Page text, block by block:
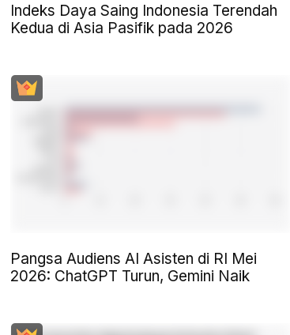
Indeks Daya Saing Indonesia Terendah
Kedua di Asia Pasifik pada 2026
Pangsa Audiens AI Asisten di RI Mei
2026: ChatGPT Turun, Gemini Naik